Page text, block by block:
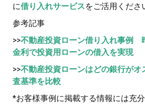
に借り入れサービスをご活用くださ
参考記事
>>不動産投資ローン借り入れ事例
金利で投資用ローンの借入を実現
>>不動産投資ローンはどの銀行がオ
査基準を比較
*お客様事例に掲載する情報には充